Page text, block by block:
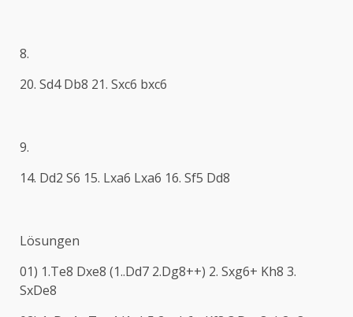
8.
20. Sd4 Db8 21. Sxc6 bxc6
9.
14. Dd2 S6 15. Lxa6 Lxa6 16. Sf5 Dd8
Lösungen
01) 1.Te8 Dxe8 (1..Dd7 2.Dg8++) 2. Sxg6+ Kh8 3.
SxDe8